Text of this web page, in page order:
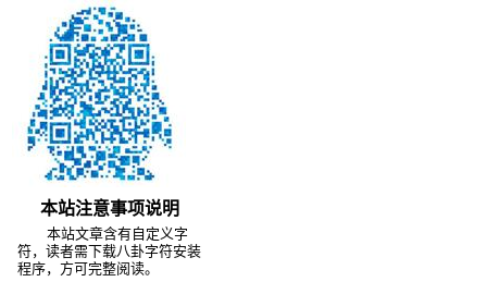
本站注意事项说明
本站文章含有自定义字
符，读者需下载八卦字符安装
程序，方可完整阅读。